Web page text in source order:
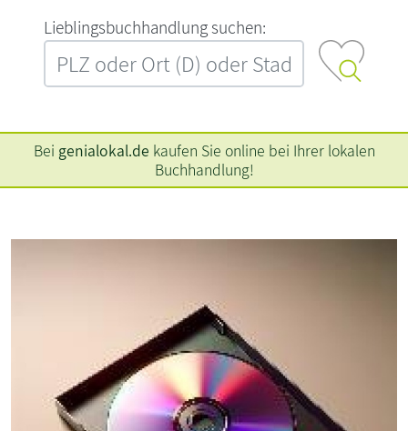
L‍i‍e‍b‍l‍i‍n‍g‍s‍b‍u‍c‍h‍h‍a‍n‍d‍l‍u‍n‍g‍ ‍s‍u‍c‍h‍e‍n‍:‍
Bei genialokal.de kaufen Sie online bei Ihrer lokalen
Buchhandlung!